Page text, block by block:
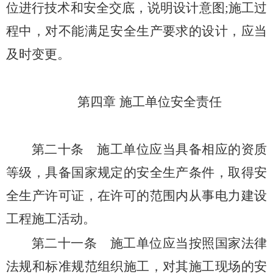
位进行技术和安全交底，说明设计意图;施工过
程中，对不能满足安全生产要求的设计，应当
及时变更。
第四章 施工单位安全责任
第二十条 施工单位应当具备相应的资质
等级，具备国家规定的安全生产条件，取得安
全生产许可证，在许可的范围内从事电力建设
工程施工活动。
第二十一条 施工单位应当按照国家法律
法规和标准规范组织施工，对其施工现场的安